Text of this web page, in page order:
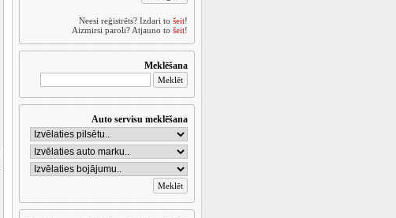
Neesi reģistrēts? Izdari to šeit!
Aizmirsi paroli? Atjauno to šeit!
Meklēšana
Auto servisu meklēšana